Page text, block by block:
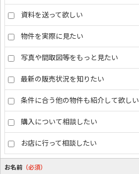
資料を送って欲しい
物件を実際に見たい
写真や間取図等をもっと見たい
最新の販売状況を知りたい
条件に合う他の物件も紹介して欲しい
購入について相談したい
お店に行って相談したい
お名前 （必須）